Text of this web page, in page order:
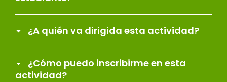
¿A quién va dirigida esta actividad?
¿Cómo puedo inscribirme en esta
actividad?